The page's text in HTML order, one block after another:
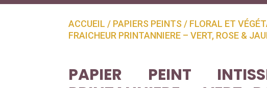
ACCUEIL / PAPIERS PEINTS / FLORAL ET
FRAICHEUR PRINTANNIERE – VERT, ROSE &
PAPIER PEINT